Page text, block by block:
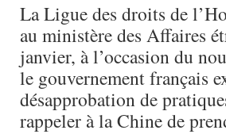
La Ligue des droits de
au ministère des Affaires
janvier, à l’occasion du
le gouvernement français
désapprobation de
rappeler à la Chine de